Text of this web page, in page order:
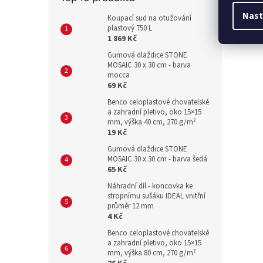
Koupací sud na otužování
plastový 750 L
1 869 Kč
Gumová dlaždice STONE
MOSAIC 30 x 30 cm - barva
mocca
69 Kč
Benco celoplastové chovatelské
a zahradní pletivo, oko 15×15
mm, výška 40 cm, 270 g/m²
19 Kč
Gumová dlaždice STONE
MOSAIC 30 x 30 cm - barva šedá
65 Kč
Náhradní díl - koncovka ke
stropnímu sušáku IDEAL vnitřní
průměr 12 mm
4 Kč
Benco celoplastové chovatelské
a zahradní pletivo, oko 15×15
mm, výška 80 cm, 270 g/m²